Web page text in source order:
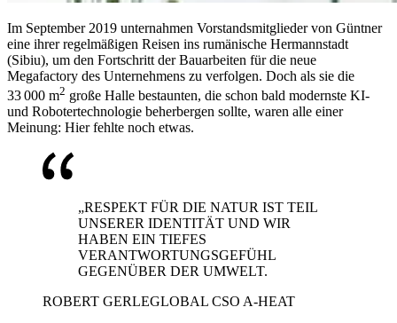
Im September 2019 unternahmen Vorstandsmitglieder von Güntner
eine ihrer regelmäßigen Reisen ins rumänische Hermannstadt
(Sibiu), um den Fortschritt der Bauarbeiten für die neue
Megafactory des Unternehmens zu verfolgen. Doch als sie die
33 000 m2 große Halle bestaunten, die schon bald modernste KI-
und Robotertechnologie beherbergen sollte, waren alle einer
Meinung: Hier fehlte noch etwas.
„RESPEKT FÜR DIE NATUR IST TEIL
UNSERER IDENTITÄT UND WIR
HABEN EIN TIEFES
VERANTWORTUNGSGEFÜHL
GEGENÜBER DER UMWELT.
ROBERT GERLEGLOBAL CSO A-HEAT